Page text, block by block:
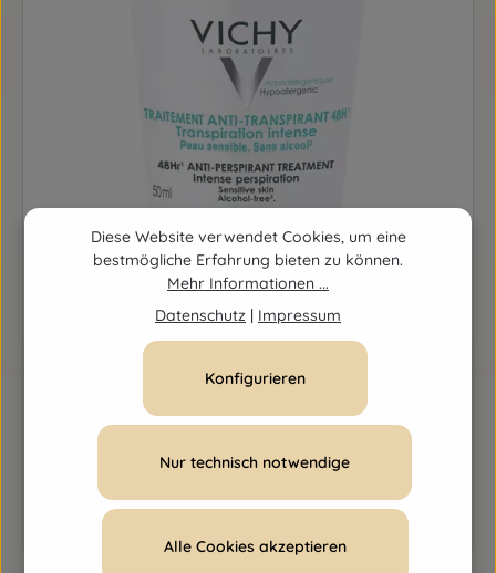
VICHY Deo Roll-On Anti-Transpirant 48h
(0,28 € / 1 Milliliter)
Regulärer Preis:
Produkt Anzahl: Gib den gewünschten Wert
Diese Website verwendet Cookies, um eine
bestmögliche Erfahrung bieten zu können.
Mehr Informationen ...
Datenschutz
Impressum
Nur technisch notwendige
Konfigurieren
Alle Cookies akzeptieren